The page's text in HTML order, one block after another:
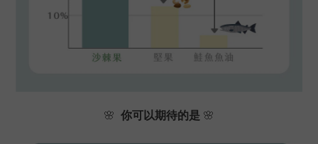
🌸 你可以期待的是 🌸